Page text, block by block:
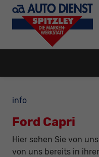
info
Ford Capri
Hier sehen Sie von
von uns bereits in